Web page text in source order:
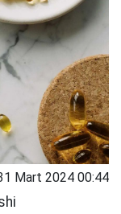
Mart 2024 00:44